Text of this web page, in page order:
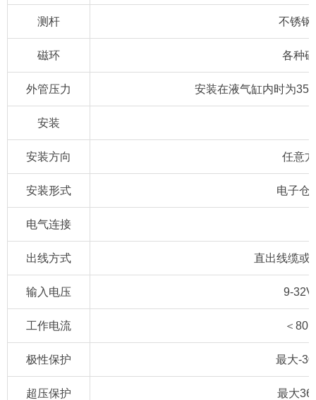
测杆 不锈钢
磁环 各种
外管压力 安装在液气缸内时为
安装
安装方向 任意
安装形式 电子仓
电气连接
出线方式 直出线缆或
输入电压 9-
工作电流 ＜
极性保护 最大-
超压保护 最大